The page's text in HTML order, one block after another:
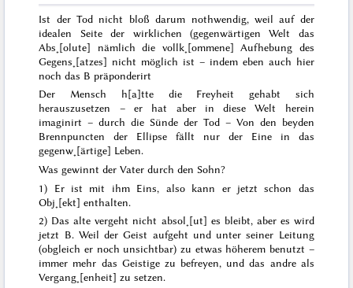
Ist der Tod nicht bloß darum nothwendig, weil auf der
idealen Seite der wirklichen (gegenwärtigen Welt das
Abs˖[olute] nämlich die vollk˖[ommene] Aufhebung des
Gegens˖[atzes] nicht möglich ist – indem eben auch hier
noch das B präponderirt
Der Mensch h[a]tte die Freyheit gehabt sich
herauszusetzen – er hat aber in diese Welt herein
imaginirt – durch die Sünde der Tod – Von den beyden
Brennpuncten der Ellipse fällt nur der Eine in das
gegenw˖[ärtige] Leben.
Was gewinnt der Vater durch den Sohn?
1) Er ist mit ihm Eins, also kann er jetzt schon das
Obj˖[ekt] enthalten.
2) Das altevergeht nicht absol˖[ut] es bleibt, aber es wird
jetzt B. Weil der Geist aufgeht und unter seiner Leitung
(obgleich er noch unsichtbar) zu etwas höherem benutzt –
immer mehr das Geistige zu befreyen, und das andre als
Vergang˖[enheit] zu setzen.